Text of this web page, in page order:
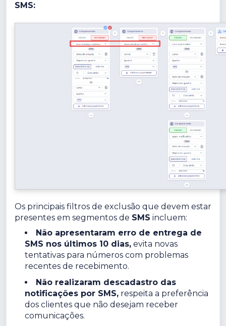
SMS:
Os principais filtros de exclusão que devem estar
presentes em segmentos de SMS incluem:
Não apresentaram erro de entrega de
SMS nos últimos 10 dias, evita novas
tentativas para números com problemas
recentes de recebimento.
Não realizaram descadastro das
notificações por SMS, respeita a preferência
dos clientes que não desejam receber
comunicações.